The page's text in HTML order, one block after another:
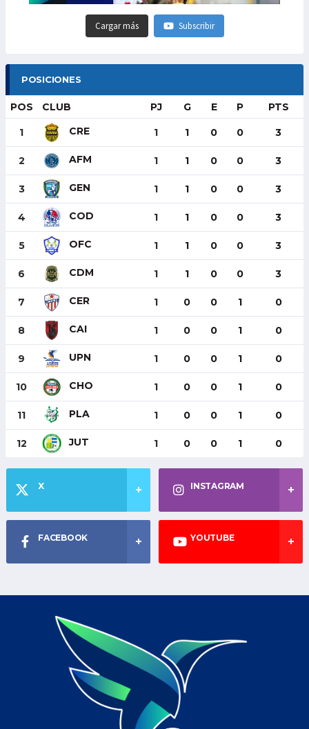
Cargar más Subscribir
POSICIONES
POS CLUB PJ G E P PTS
1 CRE 1 1 0 0 3
2 AFM 1 1 0 0 3
3 GEN 1 1 0 0 3
4 COD 1 1 0 0 3
5 OFC 1 1 0 0 3
6 CDM 1 1 0 0 3
7 CER 1 0 0 1 0
8 CAI 1 0 0 1 0
9 UPN 1 0 0 1 0
10 CHO 1 0 0 1 0
11 PLA 1 0 0 1 0
12 JUT 1 0 0 1 0
X INSTAGRAM
FACEBOOK YOUTUBE